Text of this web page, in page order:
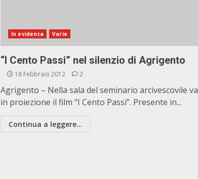
In evidenza Varie
“I Cento Passi” nel silenzio di Agrigento
18 Febbraio 2012 2
Agrigento – Nella sala del seminario arcivescovile va
in proiezione il film “I Cento Passi”. Presente in...
Continua a leggere...